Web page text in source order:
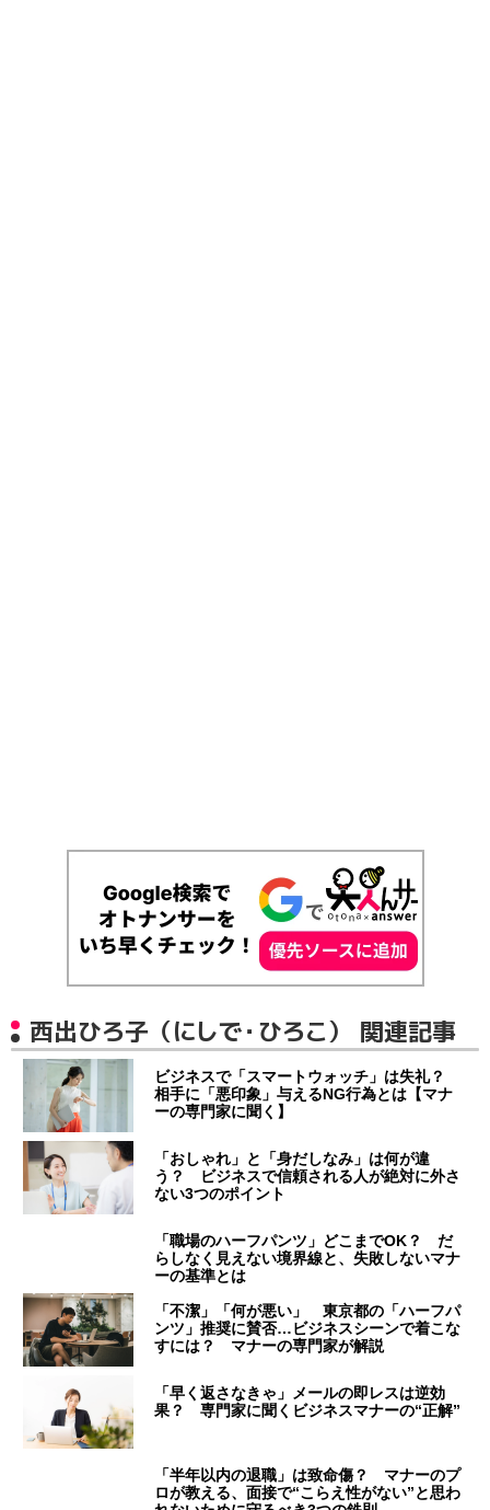
西出ひろ子（にしで・ひろこ） 関連記事
ビジネスで「スマートウォッチ」は失礼？
相手に「悪印象」与えるNG行為とは【マナ
ーの専門家に聞く】
「おしゃれ」と「身だしなみ」は何が違
う？ ビジネスで信頼される人が絶対に外さ
ない3つのポイント
「職場のハーフパンツ」どこまでOK？ だ
らしなく見えない境界線と、失敗しないマナ
ーの基準とは
「不潔」「何が悪い」 東京都の「ハーフパ
ンツ」推奨に賛否…ビジネスシーンで着こな
すには？ マナーの専門家が解説
「早く返さなきゃ」メールの即レスは逆効
果？ 専門家に聞くビジネスマナーの“正解”
「半年以内の退職」は致命傷？ マナーのプ
ロが教える、面接で“こらえ性がない”と思わ